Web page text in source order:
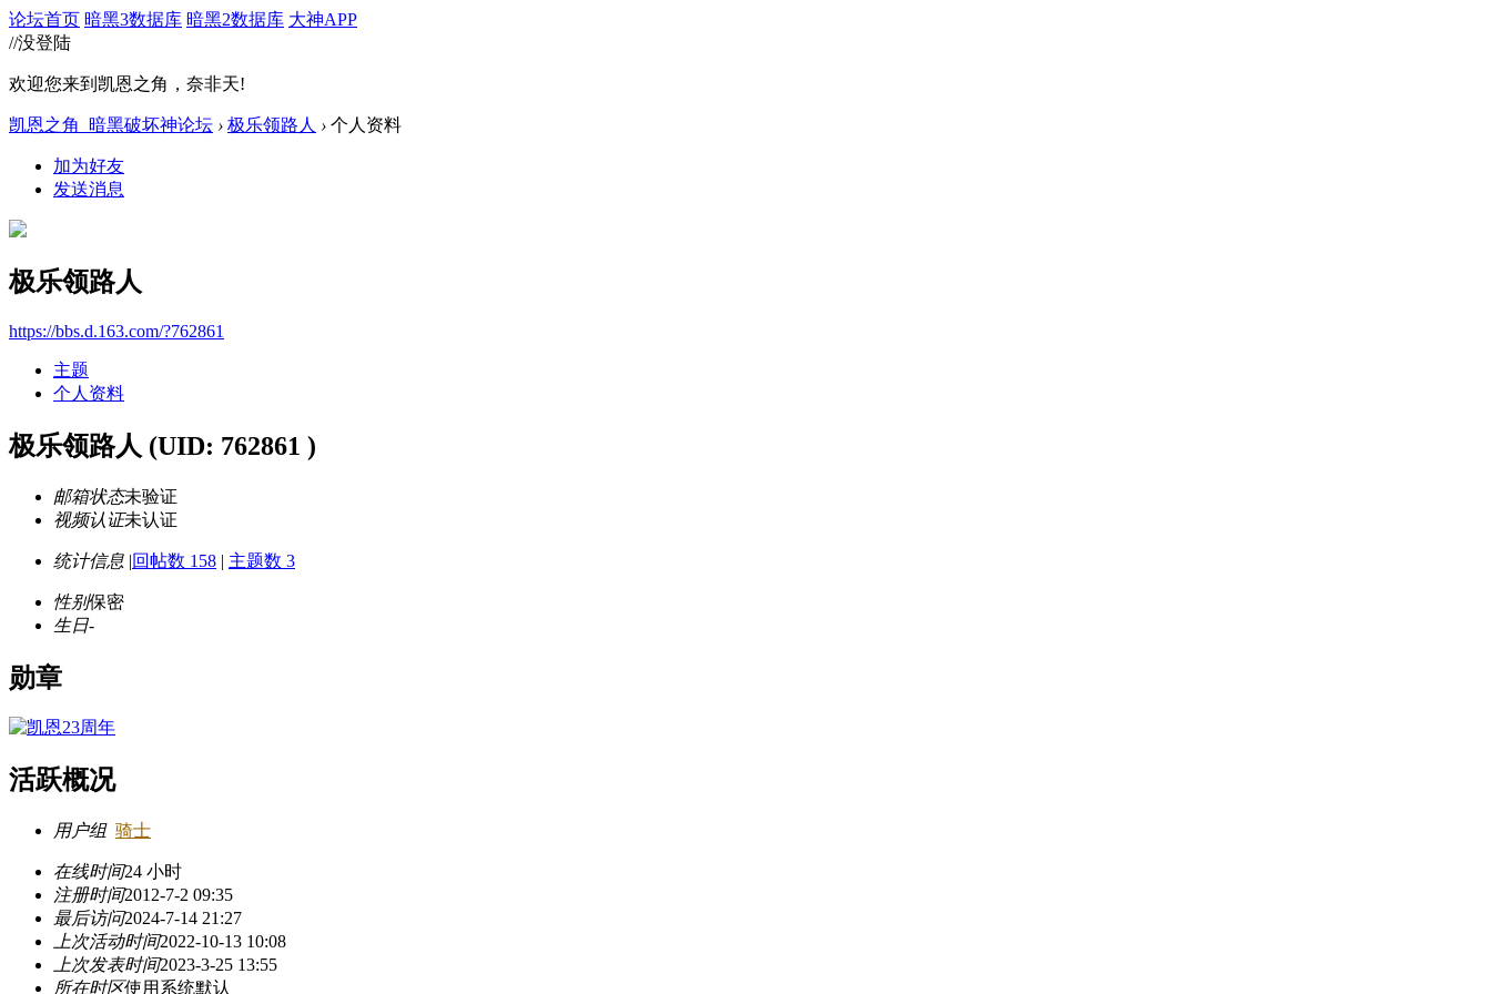
论坛首页 暗黑3数据库 暗黑2数据库 大神APP
//没登陆
欢迎您来到凯恩之角，奈非天!
凯恩之角_暗黑破坏神论坛 › 极乐领路人 › 个人资料
加为好友
发送消息
极乐领路人
https://bbs.d.163.com/?762861
主题
个人资料
极乐领路人 (UID: 762861 )
邮箱状态未验证
视频认证未认证
统计信息 |回帖数 158 | 主题数 3
性别保密
生日-
勋章
活跃概况
用户组 骑士
在线时间24 小时
注册时间2012-7-2 09:35
最后访问2024-7-14 21:27
上次活动时间2022-10-13 10:08
上次发表时间2023-3-25 13:55
所在时区使用系统默认